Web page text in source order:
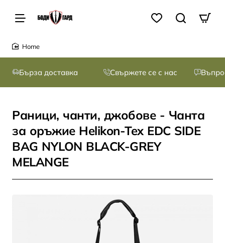
Бърза доставка Свържете се с нас
Раници, чанти, джобове - Чанта
за оръжие Helikon-Tex EDC SIDE
BAG NYLON BLACK-GREY
MELANGE